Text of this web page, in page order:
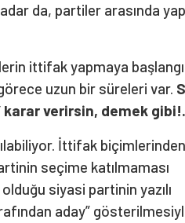
da, partiler arasında
ittifak yapmaya
uzun bir süreleri var.
karar verirsin, demek
İttifak
seçime katılmaması
siyasi partinin yazılı
aday”